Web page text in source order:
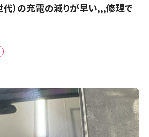
代）の充電の減りが早い,,,修理で